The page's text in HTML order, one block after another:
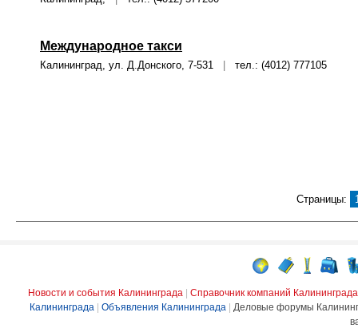
Международное такси
Калининград, ул. Д.Донского, 7-531 тел.: (4012) 777105
Страницы:
Новости и события Калининграда
Справочник компаний Калининграда
Калининграда
Объявления Калининграда
Деловые форумы